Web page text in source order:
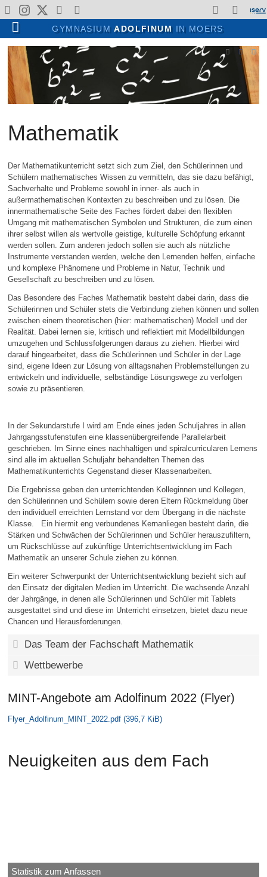
GYMNASIUM ADOLFINUM IN MOERS
Mathematik
Der Mathematikunterricht setzt sich zum Ziel, den Schülerinnen und
Schülern mathematisches Wissen zu vermitteln, das sie dazu befähigt,
Sachverhalte und Probleme sowohl in inner- als auch in
außermathematischen Kontexten zu beschreiben und zu lösen. Die
innermathematische Seite des Faches fördert dabei den flexiblen
Umgang mit mathematischen Symbolen und Strukturen, die zum einen
ihrer selbst willen als wertvolle geistige, kulturelle Schöpfung erkannt
werden sollen. Zum anderen jedoch sollen sie auch als nützliche
Instrumente verstanden werden, welche den Lernenden helfen, einfache
und komplexe Phänomene und Probleme in Natur, Technik und
Gesellschaft zu beschreiben und zu lösen.
Das Besondere des Faches Mathematik besteht dabei darin, dass die
Schülerinnen und Schüler stets die Verbindung ziehen können und sollen
zwischen einem theoretischen (hier: mathematischen) Modell und der
Realität. Dabei lernen sie, kritisch und reflektiert mit Modellbildungen
umzugehen und Schlussfolgerungen daraus zu ziehen. Hierbei wird
darauf hingearbeitet, dass die Schülerinnen und Schüler in der Lage
sind, eigene Ideen zur Lösung von alltagsnahen Problemstellungen zu
entwickeln und individuelle, selbständige Lösungswege zu verfolgen
sowie zu präsentieren.
In der Sekundarstufe I wird am Ende eines jeden Schuljahres in allen
Jahrgangsstufenstufen eine klassenübergreifende Parallelarbeit
geschrieben. Im Sinne eines nachhaltigen und spiralcurricularen Lernens
sind alle im aktuellen Schuljahr behandelten Themen des
Mathematikunterrichts Gegenstand dieser Klassenarbeiten.
Die Ergebnisse geben den unterrichtenden Kolleginnen und Kollegen,
den Schülerinnen und Schülern sowie deren Eltern Rückmeldung über
den individuell erreichten Lernstand vor dem Übergang in die nächste
Klasse. Ein hiermit eng verbundenes Kernanliegen besteht darin, die
Stärken und Schwächen der Schülerinnen und Schüler herauszufiltern,
um Rückschlüsse auf zukünftige Unterrichtsentwicklung im Fach
Mathematik an unserer Schule ziehen zu können.
Ein weiterer Schwerpunkt der Unterrichtsentwicklung bezieht sich auf
den Einsatz der digitalen Medien im Unterricht. Die wachsende Anzahl
der Jahrgänge, in denen alle Schülerinnen und Schüler mit Tablets
ausgestattet sind und diese im Unterricht einsetzen, bietet dazu neue
Chancen und Herausforderungen.
Das Team der Fachschaft Mathematik
Wettbewerbe
MINT-Angebote am Adolfinum 2022 (Flyer)
Flyer_Adolfinum_MINT_2022.pdf (396,7 KiB)
Neuigkeiten aus dem Fach
Statistik zum Anfassen
Allgemeines
Wege durch das Adolfinum
Angebote & Konzepte
Gesellschaft, Kultur & Sport
Gegenwart
Geschichte
Schulprogramm
Schulmitwirkung
Gebäude und Ausstattung
Wege durch das Adolfinum
Profile in Klasse 5
13plus: Nachmittagsbetreuung
Klassenleitung im Team
Wahlpflichtbereich
Fördern & Fordern
Fahrten & Austausche
Oberstufe & Abitur
Profile in Klasse 5
Profilüberblick
Profilüberblick
Englisch
Freiarbeit
Latein Plus
Angebote & Konzepte
Adolfinum A-Z
Sicherung von Unterricht
Leistungskonzept
Erweiterungsprojekt
Wettbewerbe
Leseförderung
Arbeitsgemeinschaften
Zertifikate
Gesellschaft, Kultur & Sport
Theateraufführungen
Sportwettbewerbe
Kunstprojekte
Musikdarbietungen
Gutes tun
Menschen & Institutionen
Verwaltung
Lehrende
Fonds & Vereine
Partner
Schulleitung
Sekretariat & Hausmeister
Moodle
Kollegium
Fachkonferenzen
Klassenleitung
Beratungsteam
Fonds & Vereine
Fonds
Verein Ehemaliger Adolfiner
Förderverein
Elternverein
Moerser Musikschule
Schlosstheater Moers
Deutsch
Englisch
Französisch
Lateinisch
Griechisch
Hebräisch
Chinesisch
Gesellschaftswissenschaften
Erdkunde
Geschichte
Politik / SoWi
Pädagogik
Wahlpflichtbereich II
BioChemie
Physik/Informatik
Religion & Philosophie
Religionslehre
Philosophie
Kunst, Literatur & Musik
Kunst
Literatur
Musik
Schullaufbahn
Erprobungsstufe
Mittelstufe
Oberstufe
Unterrichtszeiten
Krankmeldungen
Hausordnung
Mediennutzungsordnung
Bildrechte
Arbeitsgemeinschaften
Schülervertretung
Schulsanitätsdienst
Schülerbücherei
Jahresheft
Kontakte & Service
Für Schüler
Für Eltern
Für Lehrende
Ansprechpartner
KAoA: Übergang Schule-Beruf
Laufbahn-Planung - LuPO
Mensa
Nachmittagsbetreuung
Spind-Anmietung
Krankmeldung
Für Lehrende
Raumbuchung
Ansprechpartner
Schulpraktika
Anfahrt
Impressum